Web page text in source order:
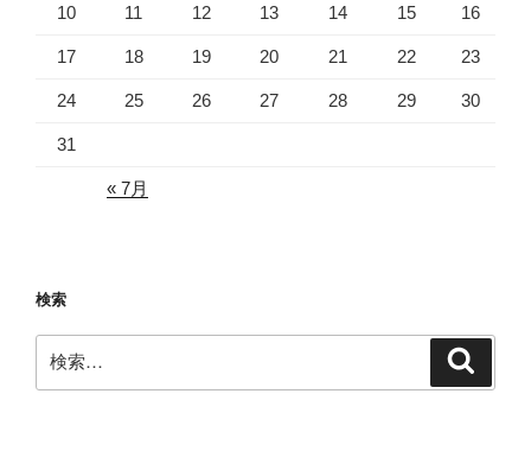
10 11 12 13 14 15 16
17 18 19 20 21 22 23
24 25 26 27 28 29 30
31
« 7月
検索
索: